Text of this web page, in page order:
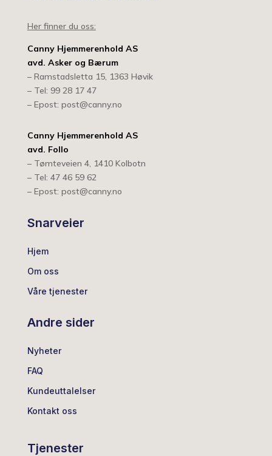
Her finner du oss:
Canny Hjemmerenhold AS
avd. Asker og Bærum
– Ramstadsletta 15, 1363 Høvik
– Tel: 99 28 17 47
– Epost: post@canny.no
Canny Hjemmerenhold AS
avd. Follo
– Tømteveien 4, 1410 Kolbotn
– Tel: 47 46 59 62
– Epost: post@canny.no
Snarveier
Hjem
Om oss
Våre tjenester
Andre sider
Nyheter
FAQ
Kundeuttalelser
Kontakt oss
Tjenester